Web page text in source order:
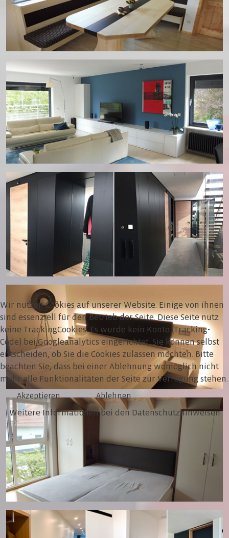
Wir nutzen Cookies auf unserer Website. Einige von ihnen
sind essenziell für den Betrieb der Seite. Diese Seite nutz
keine TrackingCookies. Es wurde kein Konto (Tracking-
Code) bei Googleanalytics eingerichtet. Sie können selbst
entscheiden, ob Sie die Cookies zulassen möchten. Bitte
beachten Sie, dass bei einer Ablehnung womöglich nicht
mehr alle Funktionalitäten der Seite zur Verfügung stehen.
Akzeptieren Ablehnen
Weitere Informationen bei den Datenschutzhinweisen